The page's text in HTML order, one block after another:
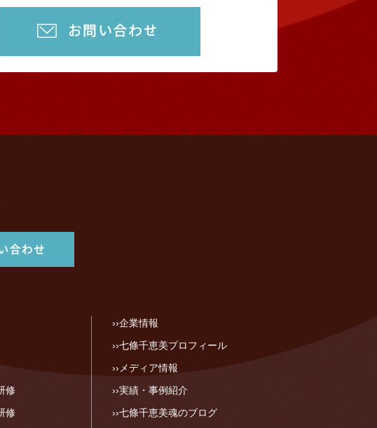
修
修
企業情報
七條千恵美プロフィール
メディア情報
実績・事例紹介
七條千恵美魂のブログ